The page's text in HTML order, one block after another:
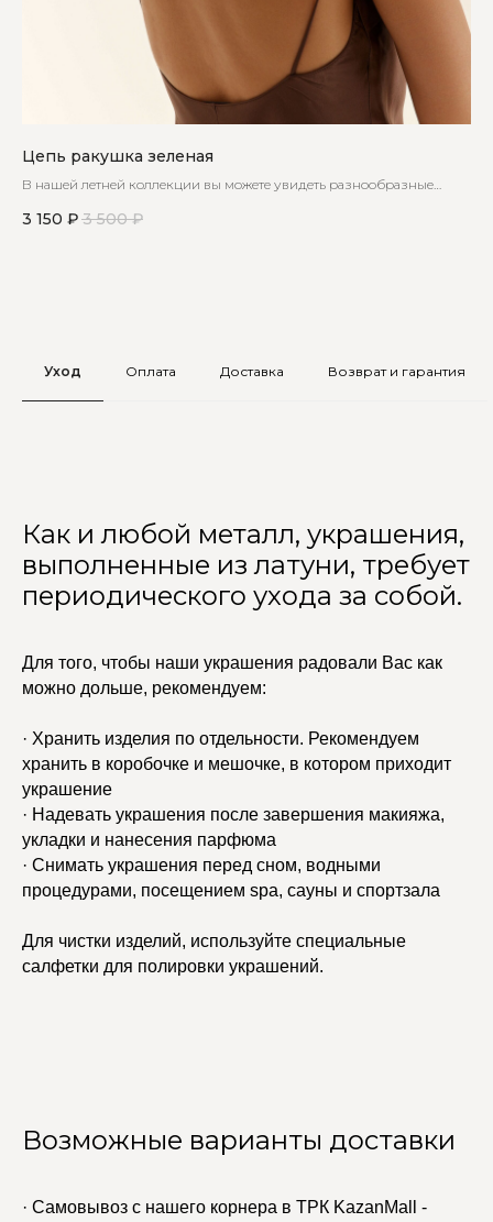
Цепь ракушка зеленая
В нашей летней коллекции вы можете увидеть разнообразные
зелёной ракушкой
3 150 ₽ 3 500 ₽
Уход Оплата Доставка Возврат и гарантия
Как и любой металл, украшения,
выполненные из латуни, требует
периодического ухода за собой.
Для того, чтобы наши украшения радовали Вас как
можно дольше, рекомендуем:
· Хранить изделия по отдельности. Рекомендуем
хранить в коробочке и мешочке, в котором приходит
украшение
· Надевать украшения после завершения макияжа,
укладки и нанесения парфюма
· Снимать украшения перед сном, водными
процедурами, посещением spa, сауны и спортзала
Для чистки изделий, используйте специальные
салфетки для полировки украшений.
Возможные варианты доставки
· Самовывоз с нашего корнера в ТРК KazanMall -